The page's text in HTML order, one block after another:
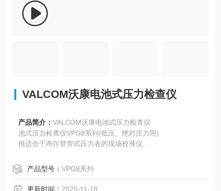
VALCOM沃康电池式压力检查仪
产品简介：VALCOM沃康电池式压力检查仪
池式压力检查仪VPG8系列(低压、绝对压力用)
很适合于布尔登管式压力表的现场校准仪
5防护等级）
通过峰值保持功能可以确认压力峰值、±的变动压力
电池驱动型产品（7号碱性电池），因此可作为便携式压力表
产品型号：VPG8系列
更新时间： 2025-11-18